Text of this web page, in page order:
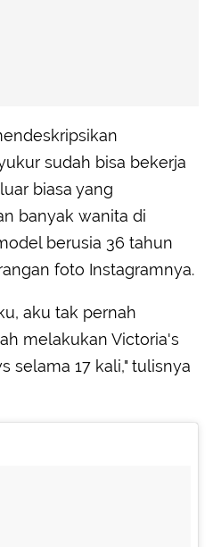
sudah bisa bekerja
biasa yang
banyak wanita di
berusia 36 tahun
foto Instagramnya.
aku tak pernah
melakukan Victoria's
selama 17 kali," tulisnya